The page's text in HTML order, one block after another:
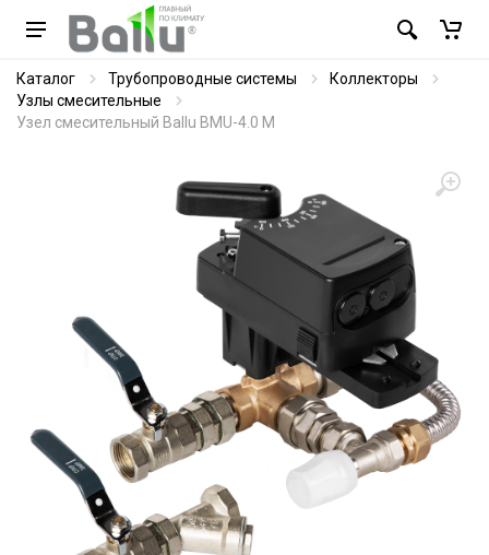
Каталог Трубопроводные системы
Коллекторы
Узлы смесительные
Узел смесительный Ballu BMU-4.0 M